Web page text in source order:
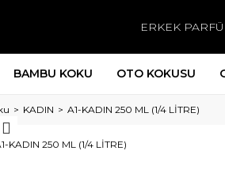
ERKEK
BAMBU KOKU OTO KOKUSU
KADIN A1-KADIN 250 ML (1/4 LİTRE)